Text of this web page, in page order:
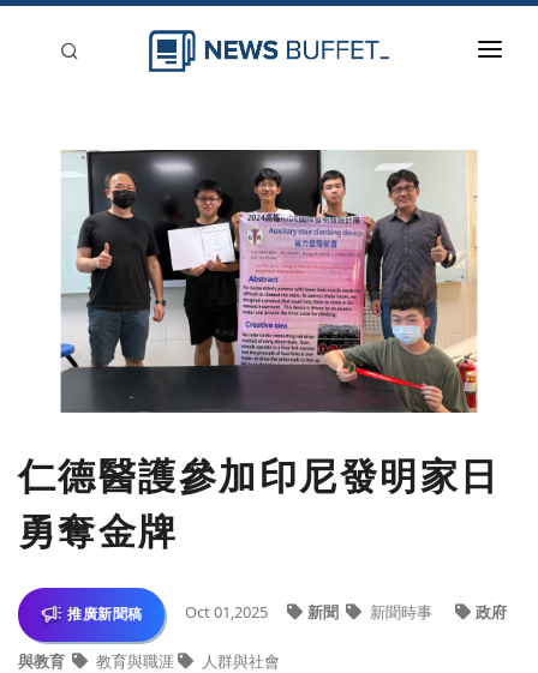
新聞稿分類
登入
刊登
仁德醫護參加印尼發明家日
勇奪金牌
推廣新聞稿 Oct 01,2025 新聞 新聞時事 政府
與教育 教育與職涯 人群與社會